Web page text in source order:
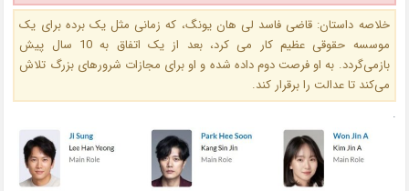
خلاصه داستان: قاضی فاسد لی هان یونگ، که زمانی مثل یک برده‌ برای یک
موسسه حقوقی عظیم کار می کرد، بعد از یک اتفاق به 10 سال پیش
بازمی‌گردد. به او فرصت دوم داده شده و او برای مجازات شرورهای بزرگ تلاش
می‌کند تا عدالت را برقرار کند.
.